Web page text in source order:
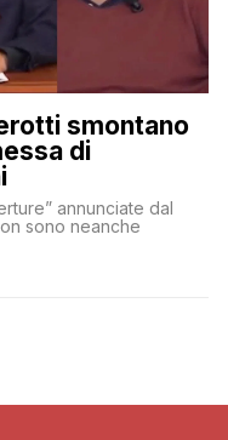
smontano
di
annunciate dal
sono neanche